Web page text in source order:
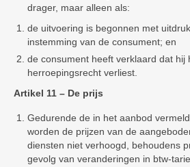
drager, maar alleen als:
de uitvoering is begonnen met
instemming van de consument; en
de consument heeft verklaard dat hij
herroepingsrecht verliest.
Artikel 11 – De prijs
Gedurende de in het aanbod
worden de prijzen van de
diensten niet verhoogd, behoudens
gevolg van veranderingen in btw-